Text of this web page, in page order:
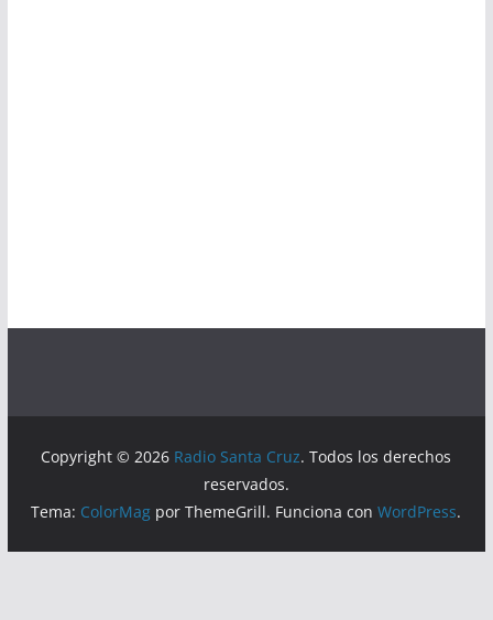
Copyright © 2026 Radio Santa Cruz. Todos los derechos
reservados.
Tema: ColorMag por ThemeGrill. Funciona conWordPress.